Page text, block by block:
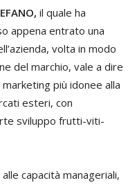
il quale ha
appena entrato una
volta in modo
del marchio, vale a dire
più idonee alla
esteri, con
sviluppo frutti-viti-
capacità manageriali,